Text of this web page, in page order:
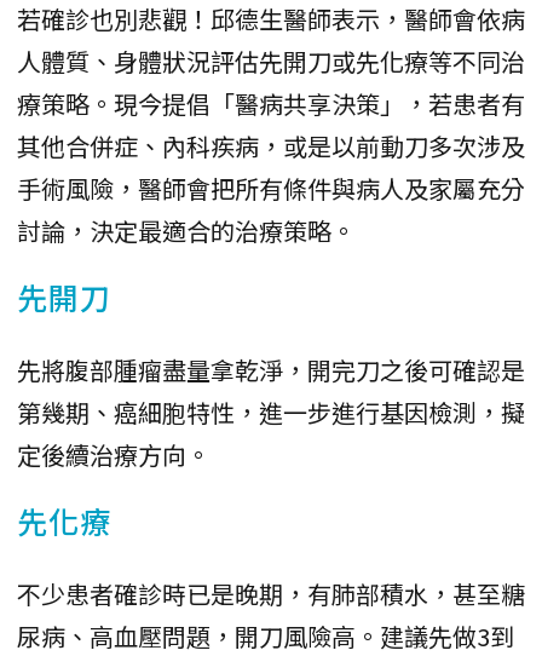
若確診也別悲觀！邱德生醫師表示，醫師會依病
人體質、身體狀況評估先開刀或先化療等不同治
療策略。現今提倡「醫病共享決策」，若患者有
其他合併症、內科疾病，或是以前動刀多次涉及
手術風險，醫師會把所有條件與病人及家屬充分
討論，決定最適合的治療策略。
先開刀
先將腹部腫瘤盡量拿乾淨，開完刀之後可確認是
第幾期、癌細胞特性，進一步進行基因檢測，擬
定後續治療方向。
先化療
不少患者確診時已是晚期，有肺部積水，甚至糖
尿病、高血壓問題，開刀風險高。建議先做3到